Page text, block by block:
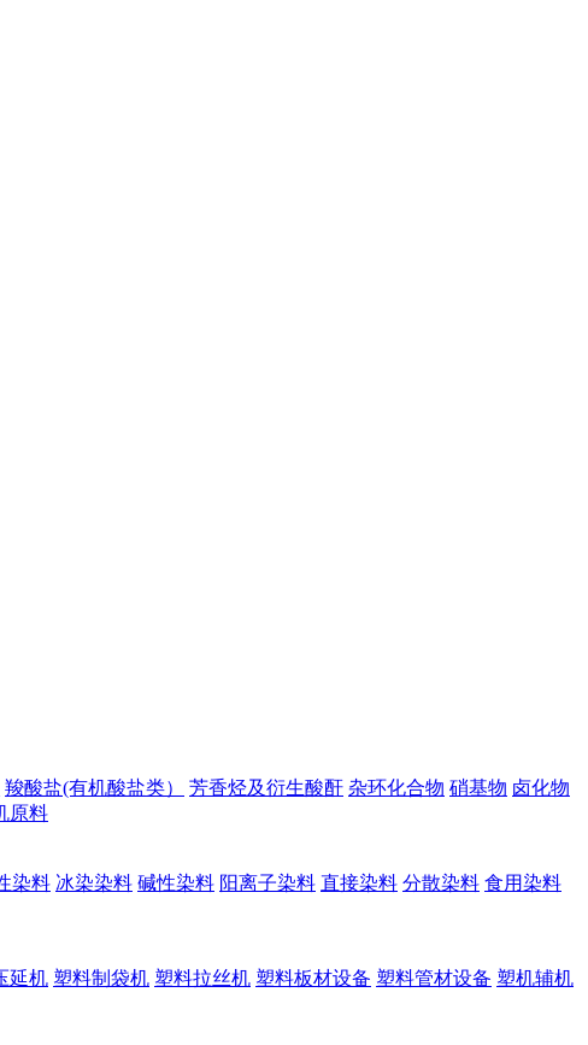
羧酸盐(有机酸盐类） 芳香烃及衍生酸酐 杂环化合物 硝基物 卤化物
原料
染料 冰染染料 碱性染料 阳离子染料 直接染料 分散染料 食用染料
延机 塑料制袋机 塑料拉丝机 塑料板材设备 塑料管材设备 塑机辅机